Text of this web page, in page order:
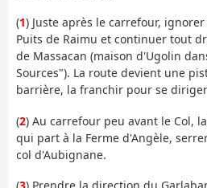
(1) Juste après le carrefour,
Puits de Raimu et continuer tout
de Massacan (maison d'Ugolin
Sources"). La route devient une
barrière, la franchir pour se
(2) Au carrefour peu avant le Col,
qui part à la Ferme d'Angèle,
col d'Aubignane.